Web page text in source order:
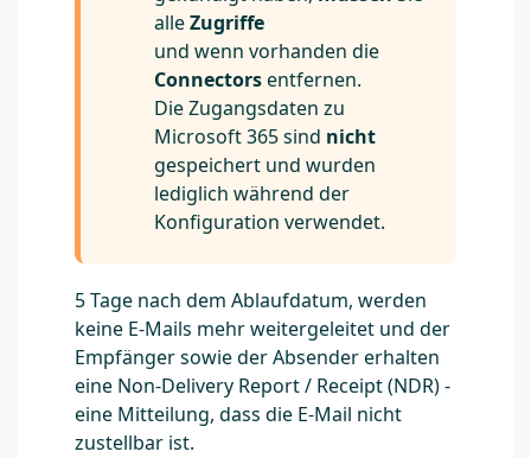
alleZugriffe
und wenn vorhanden die
Connectorsentfernen.
Die Zugangsdaten zu
Microsoft 365 sind nicht
gespeichert und wurden
lediglich während der
Konfiguration verwendet.
5 Tage nach dem Ablaufdatum, werden
keine E-Mails mehr weitergeleitet und der
Empfänger sowie der Absender erhalten
eine Non-Delivery Report / Receipt (NDR) -
eine Mitteilung, dass die E-Mail nicht
zustellbar ist.